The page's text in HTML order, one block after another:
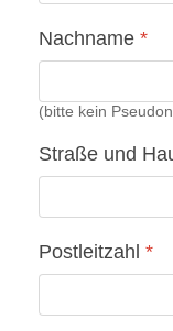
Nachname *
(bitte kein
Straße und
Postleitzahl *